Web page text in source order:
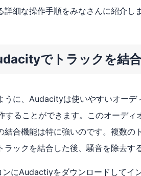
詳細な操作手順をみなさんに紹介しま
でトラックを結
うに、Audacityは使いやすいオー
することができます。このオーデ
結合機能は特に強いのです。複数
ラックを結合した後、騒音を除去す
ンにAudactiyをダウンロードしてイ